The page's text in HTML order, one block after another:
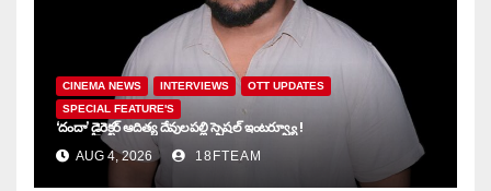
CINEMA NEWS INTERVIEWS
OTT UPDATES
SPECIAL FEATURE'S
‘దందా’ డైరెక్ట‌ర్ ఆదిత్య దేవులపల్లి స్పెషల్ ఇంటర్వ్యూ !
AUG 4, 2026 18FTEAM